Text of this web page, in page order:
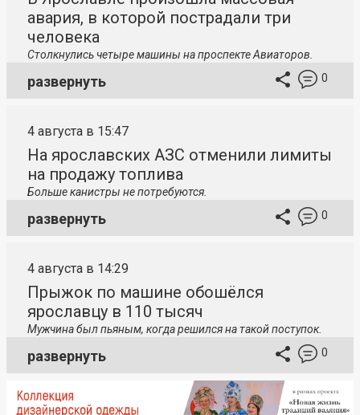
авария, в которой пострадали три
человека
Столкнулись четыре машины на проспекте Авиаторов.
развернуть 0
4 августа в 15:47
На ярославских АЗС отменили лимиты
на продажу топлива
Больше канистры не потребуются.
развернуть 0
4 августа в 14:29
Прыжок по машине обошёлся
ярославцу в 110 тысяч
Мужчина был пьяным, когда решился на такой поступок.
развернуть 0